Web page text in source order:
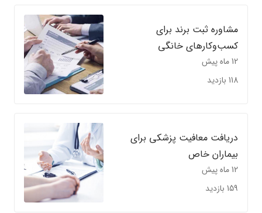
مشاوره ثبت برند برای
کسب‌وکارهای خانگی
12 ماه پیش
118 بازدید
دریافت معافیت پزشکی برای
بیماران خاص
12 ماه پیش
159 بازدید